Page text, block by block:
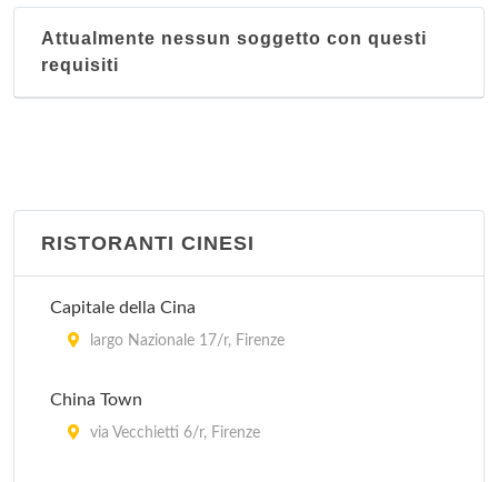
Attualmente nessun soggetto con questi
requisiti
RISTORANTI CINESI
Capitale della Cina
largo Nazionale 17/r, Firenze
China Town
via Vecchietti 6/r, Firenze